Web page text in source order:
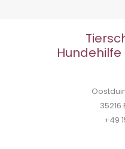
+49